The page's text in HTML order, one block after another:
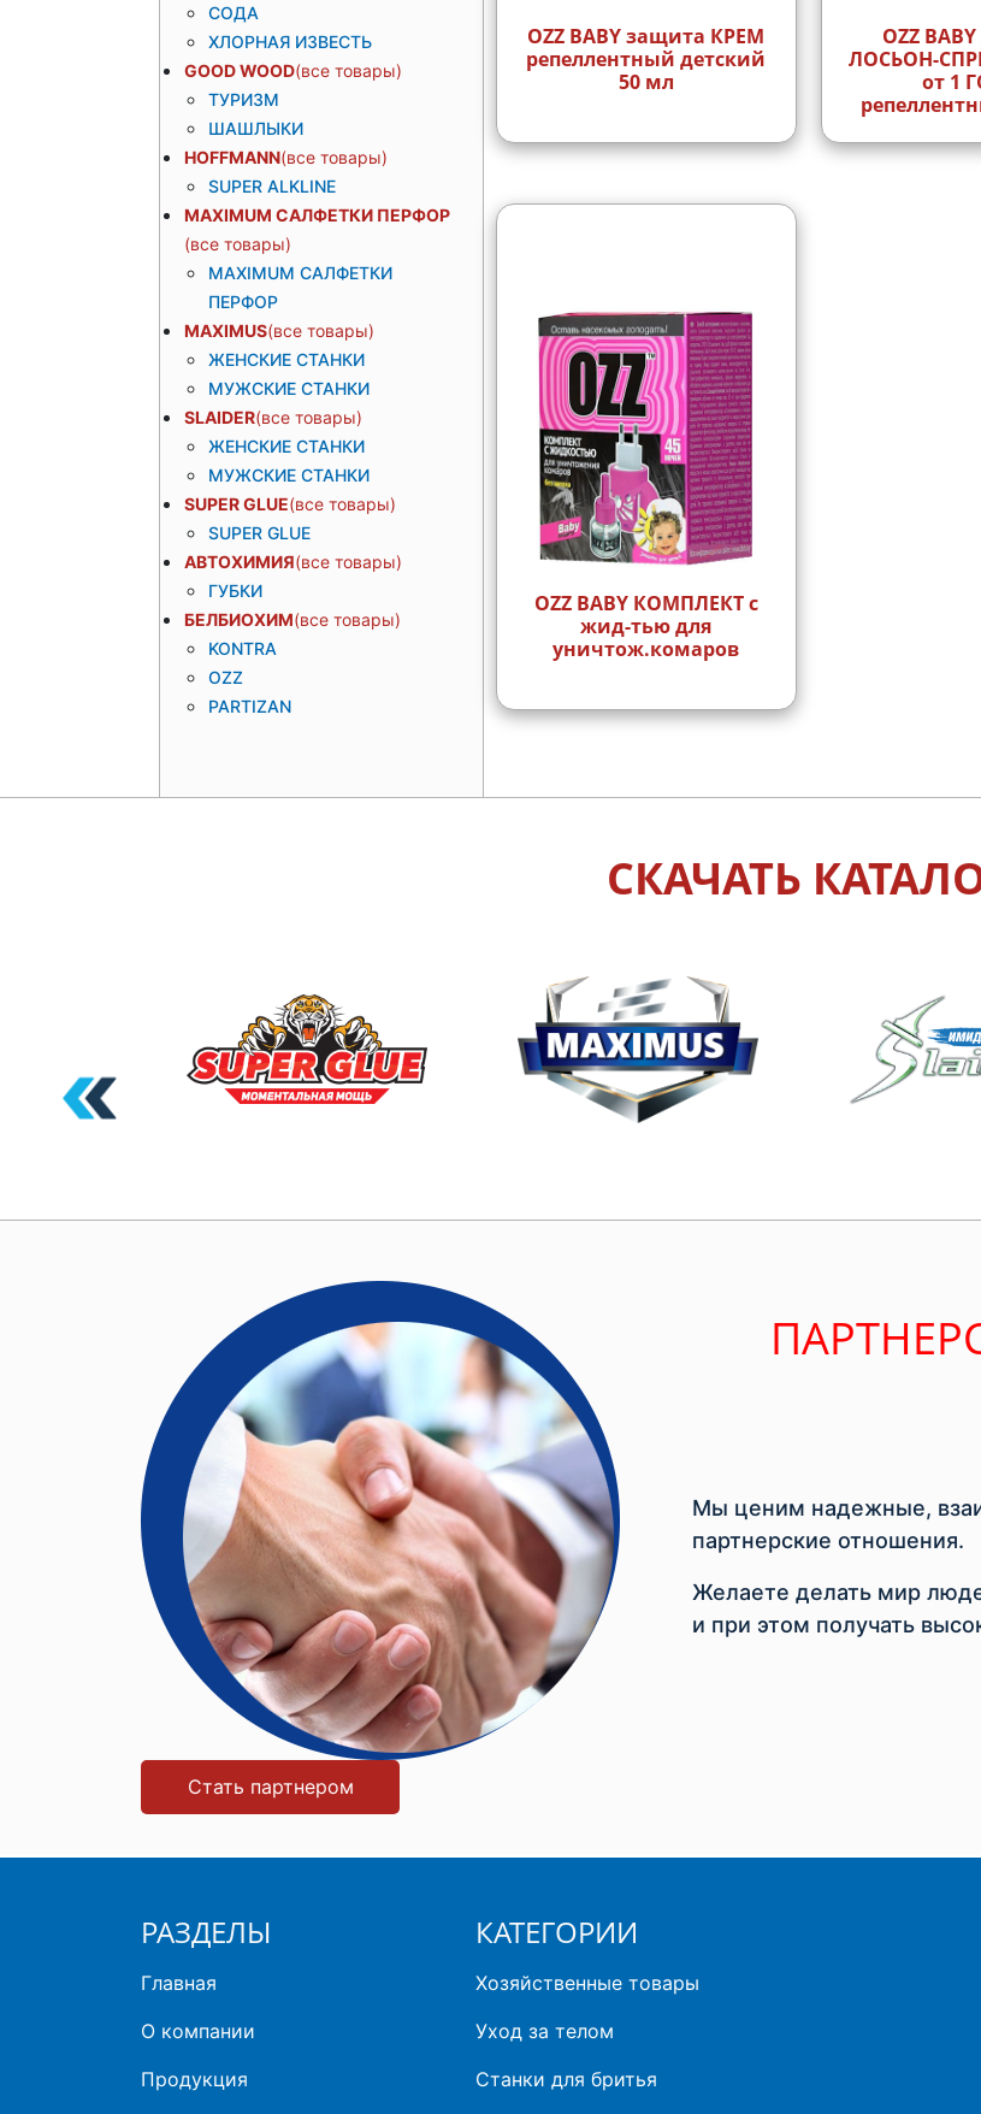
СОДА
ХЛОРНАЯ ИЗВЕСТЬ
GOOD WOOD
ТУРИЗМ
ШАШЛЫКИ
HOFFMANN
SUPER ALKLINE
MAXIMUM САЛФЕТКИ ПЕРФОР
MAXIMUM САЛФЕТКИ
ПЕРФОР
MAXIMUS
ЖЕНСКИЕ СТАНКИ
МУЖСКИЕ СТАНКИ
SLAIDER
ЖЕНСКИЕ СТАНКИ
МУЖСКИЕ СТАНКИ
SUPER GLUE
SUPER GLUE
АВТОХИМИЯ
ГУБКИ
БЕЛБИОХИМ
KONTRA
OZZ
PARTIZAN
OZZ BABY защита КРЕМ
репеллентный детский
50 мл
OZZ BABY защита
ЛОСЬОН-
от 1
OZZ BABY КОМПЛЕКТ с
жид-тью для
уничтож.комаров
СКАЧАТЬ
Мы ценим надежные,
партнерские отношения.
Желаете делать мир
и при этом получать
Стать партнером
РАЗДЕЛЫ
Главная
О компании
Продукция
КАТЕГОРИИ
Хозяйственные товары
Уход за телом
Станки для бритья